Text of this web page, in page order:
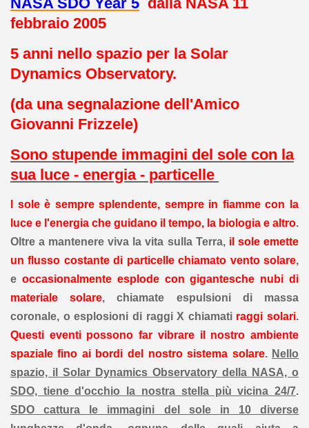
febbraio 2005
5 anni nello spazio per la Solar
Dynamics Observatory.
(da una segnalazione dell'Amico
Giovanni Frizzele)
Sono stupende immagini del sole con la
sua luce - energia - particelle
l sole è sempre splendente, sempre in fiamme con la
luce e l'energia che guidano il tempo, la biologia e altro.
Oltre a mantenere viva la vita sulla Terra, il sole emette
un flusso costante di particelle chiamato vento solare,
e occasionalmente esplode con gigantesche nubi di
materiale solare, chiamate espulsioni di massa
coronale, o esplosioni di raggi X chiamati raggi solari.
Questi eventi possono far vibrare il nostro ambiente
spaziale fino ai bordi del nostro sistema solare. Nello
spazio, il Solar Dynamics Observatory della NASA, o
SDO, tiene d'occhio la nostra stella più vicina 24/7.
SDO cattura le immagini del sole in 10 diverse